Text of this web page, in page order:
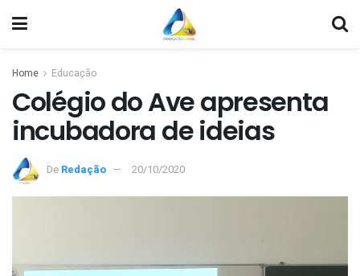
Home Educação
Colégio do Ave apresenta
incubadora de ideias
De Redação 20/10/2020